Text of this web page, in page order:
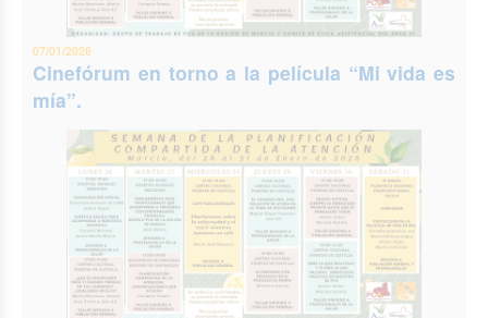
07/01/2026
Cinefórum en torno a la película “Mi vida es
mía”.